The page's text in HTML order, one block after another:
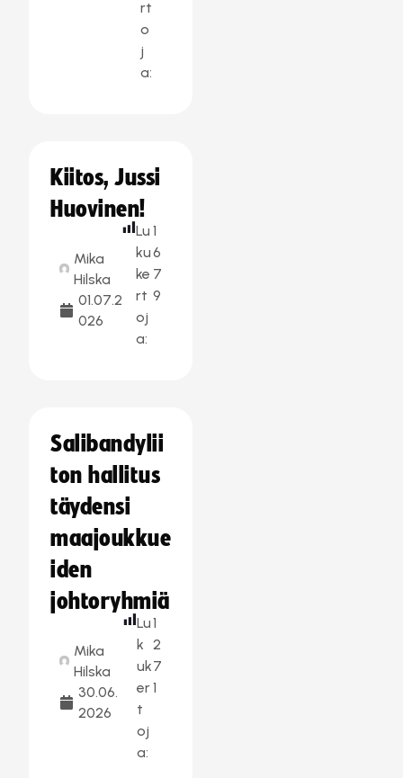
rt
o
j
a:
Kiitos, Jussi
Huovinen!
Mika
Hilska
01.07.2
026
Lu
ku
ke
rt
oj
a:
1
6
7
9
Salibandylii
ton hallitus
täydensi
maajoukkue
iden
johtoryhmiä
Mika
Hilska
30.06.
2026
Lu
k
uk
er
t
oj
a:
1
2
7
1